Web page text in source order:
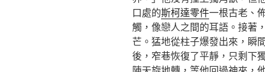
口處的斯柯達零件一根古老、
觸，像戀人之間的耳語。接著
芒。猛地從柱子爆發出來，瞬
後，窄巷恢復了平靜，只剩下